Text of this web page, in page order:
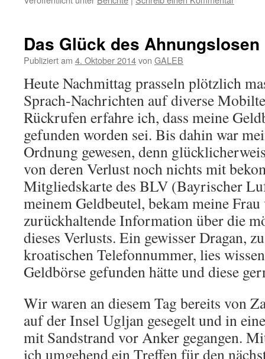
Das Glück des Ahnungslosen
Publiziert am 4. Oktober 2014von GALEB
Heute Nachmittag prasseln plötzlich
Sprach-Nachrichten auf diverse
Rückrufen erfahre ich, dass meine
gefunden worden sei. Bis dahin war
Ordnung gewesen, denn
von deren Verlust noch nichts mit
Mitgliedskarte des BLV (Bayrischer
meinem Geldbeutel, bekam meine
zurückhaltende Information über die
dieses Verlusts. Ein gewisser Dragan,
kroatischen Telefonnummer, lies
Geldbörse gefunden hätte und diese
Wir waren an diesem Tag bereits von
auf der Insel Ugljan gesegelt und in
mit Sandstrand vor Anker gegangen.
ich umgehend ein Treffen für den